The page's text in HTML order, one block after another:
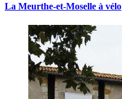
La Meurthe-et-Moselle à vélo